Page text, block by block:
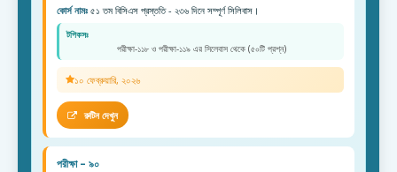
কোর্স নামঃ ৫১ তম বিসিএস প্রস্ততি - ২৩৬ দিনে সম্পূর্ণ সিলিবাস।
টপিকসঃ
পরীক্ষা-১১৮ ও পরীক্ষা-১১৯ এর সিলেবাস থেকে (৫০টি প্রশ্ন)
১০ ফেব্রুয়ারি, ২০২৬
রুটিন দেখুন
পরীক্ষা – ৯০